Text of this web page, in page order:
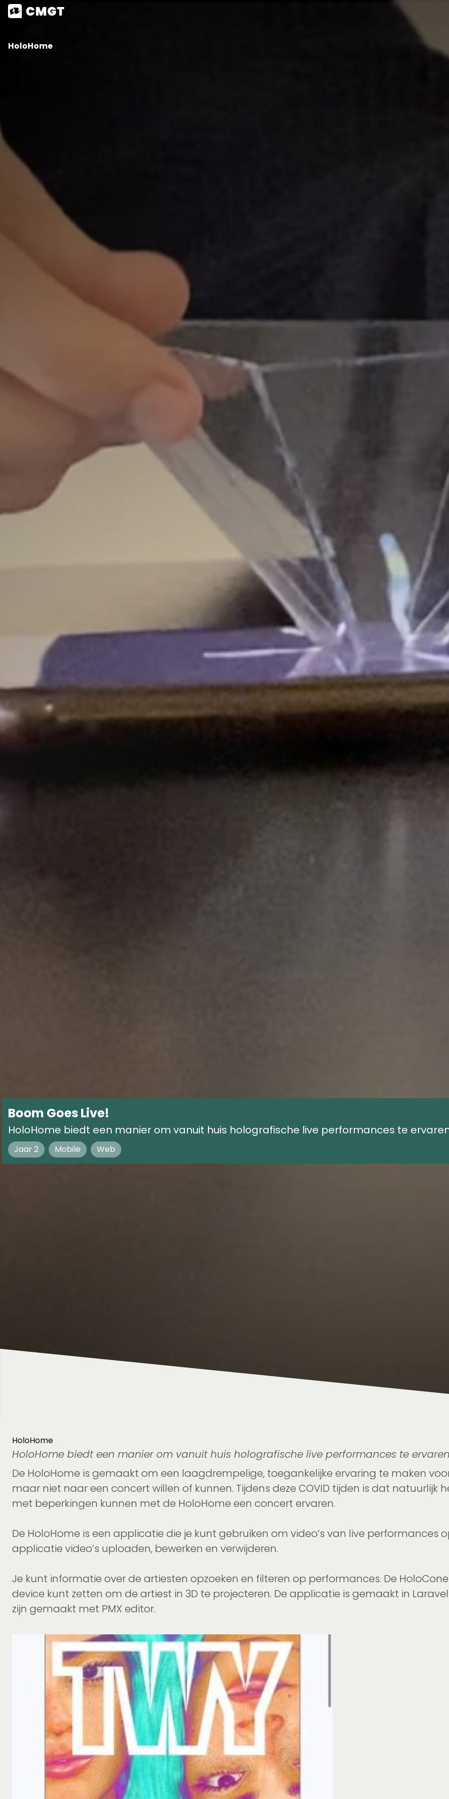
HoloHome
Boom Goes Live!
HoloHome biedt een manier om vanuit huis holografische live performances te
Jaar 2 Mobile Web
HoloHome
HoloHome biedt een manier om vanuit huis holografische live performances te
De HoloHome is gemaakt om een laagdrempelige, toegankelijke ervaring te maken
maar niet naar een concert willen of kunnen. Tijdens deze COVID tijden is dat
met beperkingen kunnen met de HoloHome een concert ervaren.
De HoloHome is een applicatie die je kunt gebruiken om video’s van live performances
applicatie video’s uploaden, bewerken en verwijderen.
Je kunt informatie over de artiesten opzoeken en filteren op performances. De
device kunt zetten om de artiest in 3D te projecteren. De applicatie is gemaakt in
zijn gemaakt met PMX editor.